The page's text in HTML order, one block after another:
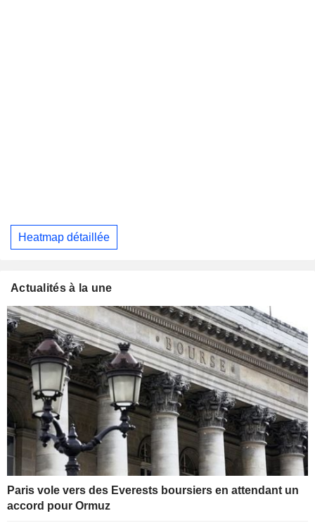
Heatmap détaillée
Actualités à la une
Paris vole vers des Everests boursiers en attendant un
accord pour Ormuz